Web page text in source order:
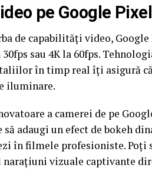
pe Google
de capabilități video,
sau 4K la 60fps.
în timp real îți asigură
iluminare.
a camerei de pe
să adaugi un efect de bokeh
în filmele profesioniste.
narațiuni vizuale captivante